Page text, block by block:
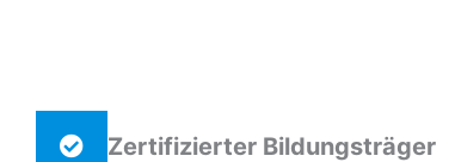
Zertifizierter Bildungsträger